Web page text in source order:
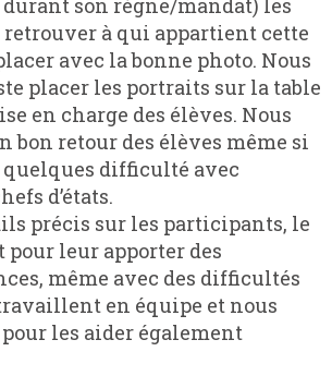
son règne/mandat) les
retrouver à qui appartient cette
avec la bonne photo. Nous
placer les portraits sur la table
en charge des élèves. Nous
bon retour des élèves même si
difficulté avec
d’états.
précis sur les participants, le
pour leur apporter des
même avec des difficultés
en équipe et nous
les aider également